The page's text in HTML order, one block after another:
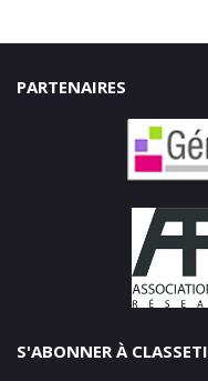
PARTENAIRES
S'ABONNER À